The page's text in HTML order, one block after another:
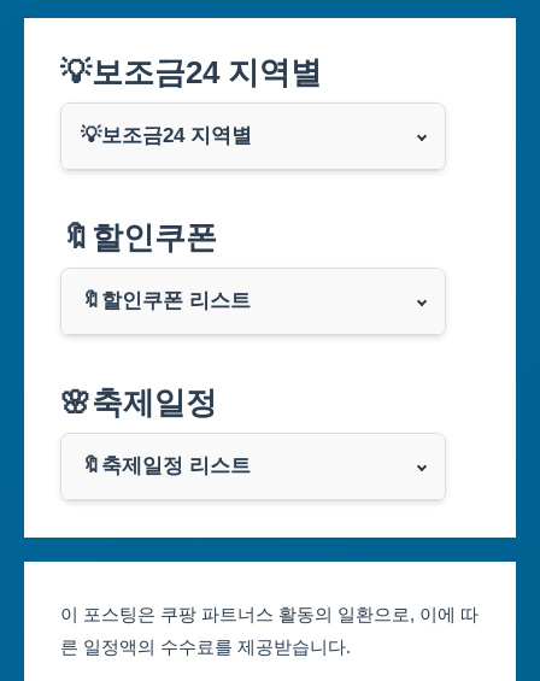
💡보조금24 지역별
💡보조금24 지역별
부산광역시
대구광역시
인천광역시
광주광역시
대전광역시
🔖할인쿠폰
🔖할인쿠폰 리스트
쿠팡
클룩
🌸축제일정
🔖축제일정 리스트
대구축제 일정
이 포스팅은 쿠팡 파트너스 활동의 일환으로, 이에 따
른 일정액의 수수료를 제공받습니다.